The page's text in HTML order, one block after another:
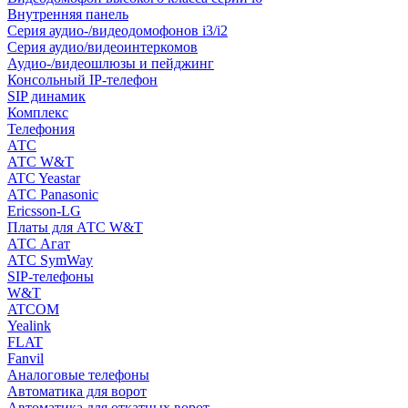
Внутренняя панель
Серия аудио-/видеодомофонов i3/i2
Серия аудио/видеоинтеркомов
Аудио-/видеошлюзы и пейджинг
Консольный IP-телефон
SIP динамик
Комплекс
Телефония
АТС
АТС W&T
ATC Yeastar
АТС Panasonic
Ericsson-LG
Платы для АТС W&T
АТС Агат
АТС SymWay
SIP-телефоны
W&T
ATCOM
Yealink
FLAT
Fanvil
Аналоговые телефоны
Автоматика для ворот